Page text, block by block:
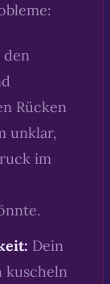
den
Rücken
unklar,
im
Dein
kuscheln